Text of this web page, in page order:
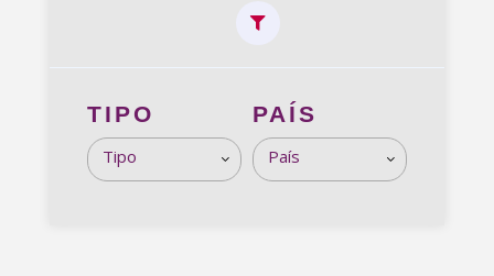
TIPO PAÍS